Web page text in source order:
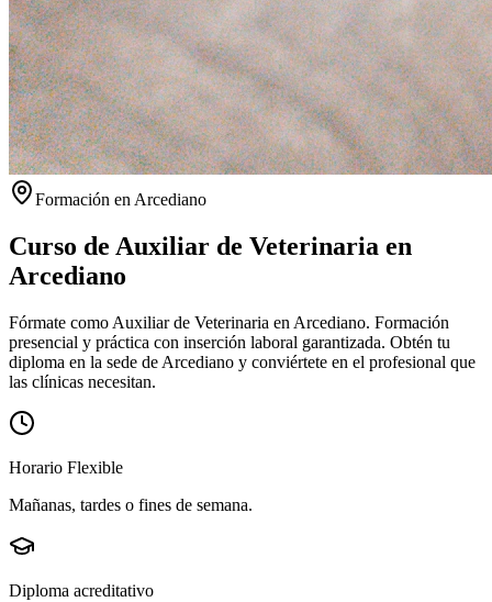
Formación en Arcediano
Curso de Auxiliar de Veterinaria en
Arcediano
Fórmate como Auxiliar de Veterinaria en Arcediano. Formación
presencial y práctica con inserción laboral garantizada. Obtén tu
diploma en la sede de Arcediano y conviértete en el profesional que
las clínicas necesitan.
Horario Flexible
Mañanas, tardes o fines de semana.
Diploma acreditativo